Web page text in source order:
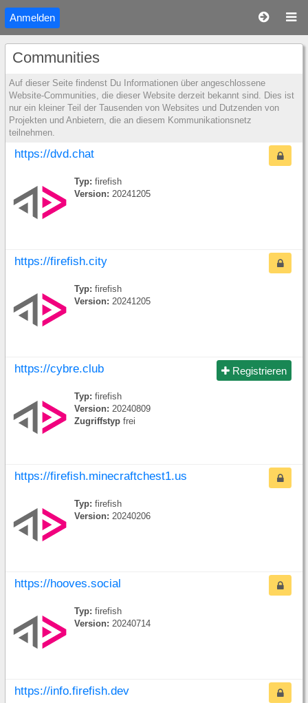
Anmelden
Communities
Auf dieser Seite findenst Du Informationen über angeschlossene
Website-Communities, die dieser Website derzeit bekannt sind. Dies ist
nur ein kleiner Teil der Tausenden von Websites und Dutzenden von
Projekten und Anbietern, die an diesem Kommunikationsnetz
teilnehmen.
https://dvd.chat
Typ: firefish
Version: 20241205
https://firefish.city
Typ: firefish
Version: 20241205
Registrieren
https://cybre.club
Typ: firefish
Version: 20240809
Zugriffstyp frei
https://firefish.minecraftchest1.us
Typ: firefish
Version: 20240206
https://hooves.social
Typ: firefish
Version: 20240714
https://info.firefish.dev